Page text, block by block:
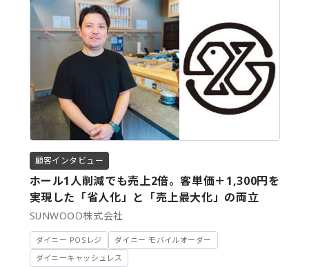
顧客インタビュー
ホール1人削減でも売上2倍。客単価＋1,300円を
実現した「省人化」と「売上最大化」の両立
SUNWOOD株式会社
ダイニー POSレジ
ダイニー モバイルオーダー
ダイニーキャッシュレス